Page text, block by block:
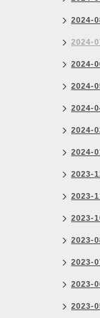
2024-
2024-
2024-
2024-
2024-
2024-
2024-
2023-
2023-
2023-
2023-
2023-
2023-
2023-